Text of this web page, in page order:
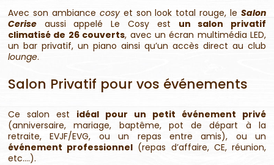
Avec son ambiance cosyet son look total rouge, leSalon
Ceriseaussi appelé Le Cosy est un salon privatif
climatisé de 26 couverts, avec un écran multimédia LED,
un bar privatif, un piano ainsi qu’un accès direct au club
lounge.
Salon Privatif pour vos événements
Ce salon est idéal pour un petit événement privé
(anniversaire, mariage, baptême, pot de départ à la
retraite, EVJF/EVG, ou un repas entre amis), ou un
événement professionnel (repas d’affaire, CE, réunion,
etc….).